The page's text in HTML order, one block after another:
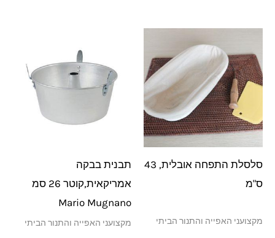
סלסלת התפחה אובלית, 43
ס"מ
מקצועני האפייה והתנור הביתי
תבנית בבקה
אמריקאית,קוטר 26 סמ
Mario Mugnano
מקצועני האפייה והתנור הביתי